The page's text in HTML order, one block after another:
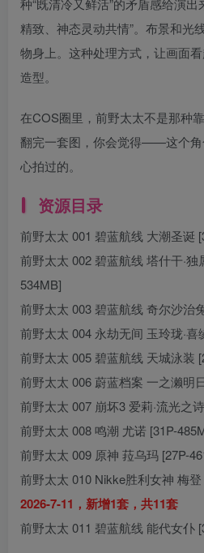
种“既清冷又鲜活”的矛盾感给演
精致、神态灵动共情”。布景和光
物身上。这种处理方式，让画面
造型。
在COS圈里，前野太太不是那种
翻完一套图，你会觉得——这个角
心拍过的。
资源目录
前野太太 001 碧蓝航线 大潮圣诞
前野太太 002 碧蓝航线 塔什干·独
534MB]
前野太太 003 碧蓝航线 奇尔沙治
前野太太 004 永劫无间 玉玲珑·喜
前野太太 005 碧蓝航线 天城泳装
前野太太 006 蔚蓝档案 一之濑明
前野太太 007 崩坏3 爱莉·流光之
前野太太 008 鸣潮 尤诺 [31P-
前野太太 009 原神 菈乌玛 [27P-
前野太太 010 Nikke胜利女神 梅
2026-7-11，新增1套，共11套
前野太太 011 碧蓝航线 能代女仆